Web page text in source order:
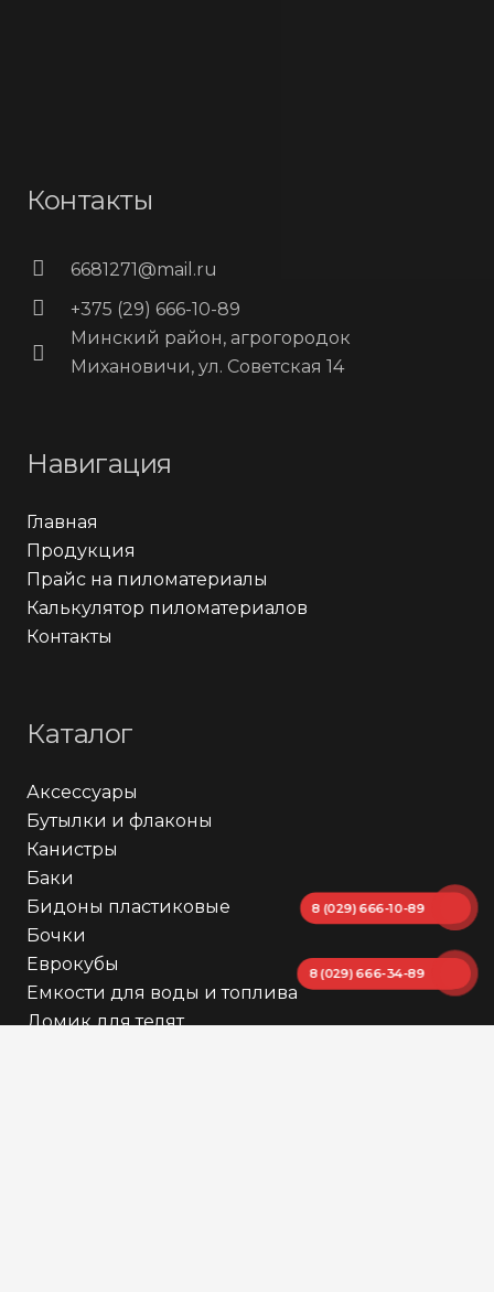
Контакты
6681271@mail.ru
+375 (29) 666-10-89
Минский район, агрогородок
Михановичи, ул. Советская 14
Навигация
Главная
Продукция
Прайс на пиломатериалы
Калькулятор пиломатериалов
Контакты
Каталог
Аксессуары
Бутылки и флаконы
Канистры
Баки
Бидоны пластиковые
Бочки
Еврокубы
Емкости для воды и топлива
Домик для телят
8 (029) 666-10-89
8 (029) 666-34-89